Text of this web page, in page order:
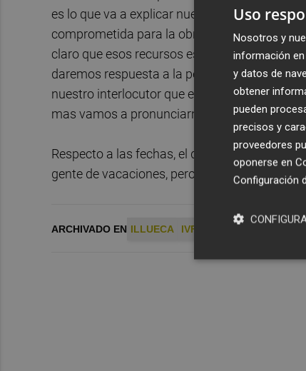
es lo que va a explicar nuestro informe, si se
comprometida para la obra... Si
claro que esos recursos están a disposición
daremos respuesta a la petición del
nuestro interlocutor que es quién, en el
mas vamos a pronunciarnos porque es un
Respecto a las fechas, el director del IVF ha
gente de vacaciones, pero entre esta
ARCHIVADO EN ILLUECA IVF
Uso
Nosotros y
información
y datos de
obtener
pueden
precisos y
proveedores
oponerse en
Configuración